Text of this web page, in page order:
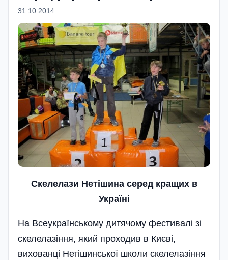
31.10.2014
Скелелази Нетішина серед кращих в
Україні
На Всеукраїнському дитячому фестивалі зі
скелелазіння, який проходив в Києві,
вихованці Нетішинської школи скелелазіння